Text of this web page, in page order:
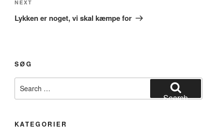
Next
Post
NEXT
Lykken er noget, vi skal kæmpe for
SØG
for:
Search
KATEGORIER